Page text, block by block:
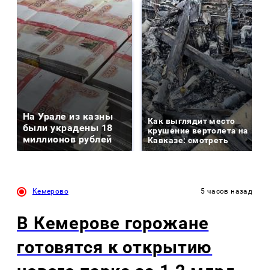
На Урале из казны
были украдены 18
миллионов рублей
Как выглядит место
крушение вертолета на
Кавказе: смотреть
Кемерово 5 часов назад
В Кемерове горожане
готовятся к открытию